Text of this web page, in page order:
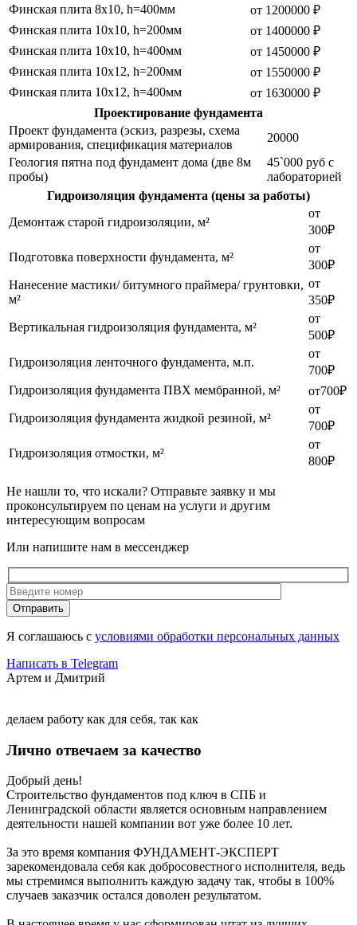
Финская плита 8х10, h=400мм
от 1200000 ₽
Финская плита 10х10, h=200мм
от 1400000 ₽
Финская плита 10х10, h=400мм
от 1450000 ₽
Финская плита 10х12, h=200мм
от 1550000 ₽
Финская плита 10х12, h=400мм
от 1630000 ₽
Проектирование фундамента
Проект фундамента (эскиз, разрезы, схема
армирования, спецификация материалов
20000
Геология пятна под фундамент дома (две 8м
пробы)
45`000 руб с
лабораторией
Гидроизоляция фундамента (цены за работы)
Демонтаж старой гидроизоляции, м²
от
300₽
Подготовка поверхности фундамента, м²
от
300₽
Нанесение мастики/ битумного праймера/ грунтовки,
м²
от
350₽
Вертикальная гидроизоляция фундамента, м²
от
500₽
Гидроизоляция ленточного фундамента, м.п.
от
700₽
Гидроизоляция фундамента ПВХ мембранной, м²
от700₽
Гидроизоляция фундамента жидкой резиной, м²
от
700₽
Гидроизоляция отмостки, м²
от
800₽
Не нашли то, что искали? Отправьте заявку и мы
проконсультируем по ценам на услуги и другим
интересующим вопросам
Или напишите нам в мессенджер
Отправить
Я соглашаюсь с условиями обработки персональных данных
Написать в Telegram
Артем и Дмитрий
делаем работу как для себя, так как
Лично отвечаем за качество
Добрый день!
Строительство фундаментов под ключ в СПБ и
Ленинградской области является основным направлением
деятельности нашей компании вот уже более 10 лет.
За это время компания ФУНДАМЕНТ-ЭКСПЕРТ
зарекомендовала себя как добросовестного исполнителя, ведь
мы стремимся выполнить каждую задачу так, чтобы в 100%
случаев заказчик остался доволен результатом.